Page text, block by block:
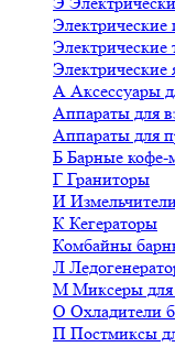
Электрические
Электрические
А Аксессуары
Аппараты для
Аппараты для
Б Барные кофе-
Г Граниторы
И
К Кегераторы
Комбайны
Л
М Миксеры
О Охладители
П Постмиксы